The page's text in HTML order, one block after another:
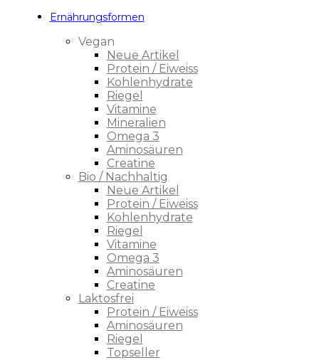
Ernährungsformen
Vegan
Neue Artikel
Protein / Eiweiss
Kohlenhydrate
Riegel
Vitamine
Mineralien
Omega 3
Aminosäuren
Creatine
Bio / Nachhaltig
Neue Artikel
Protein / Eiweiss
Kohlenhydrate
Riegel
Vitamine
Omega 3
Aminosäuren
Creatine
Laktosfrei
Protein / Eiweiss
Aminosäuren
Riegel
Topseller